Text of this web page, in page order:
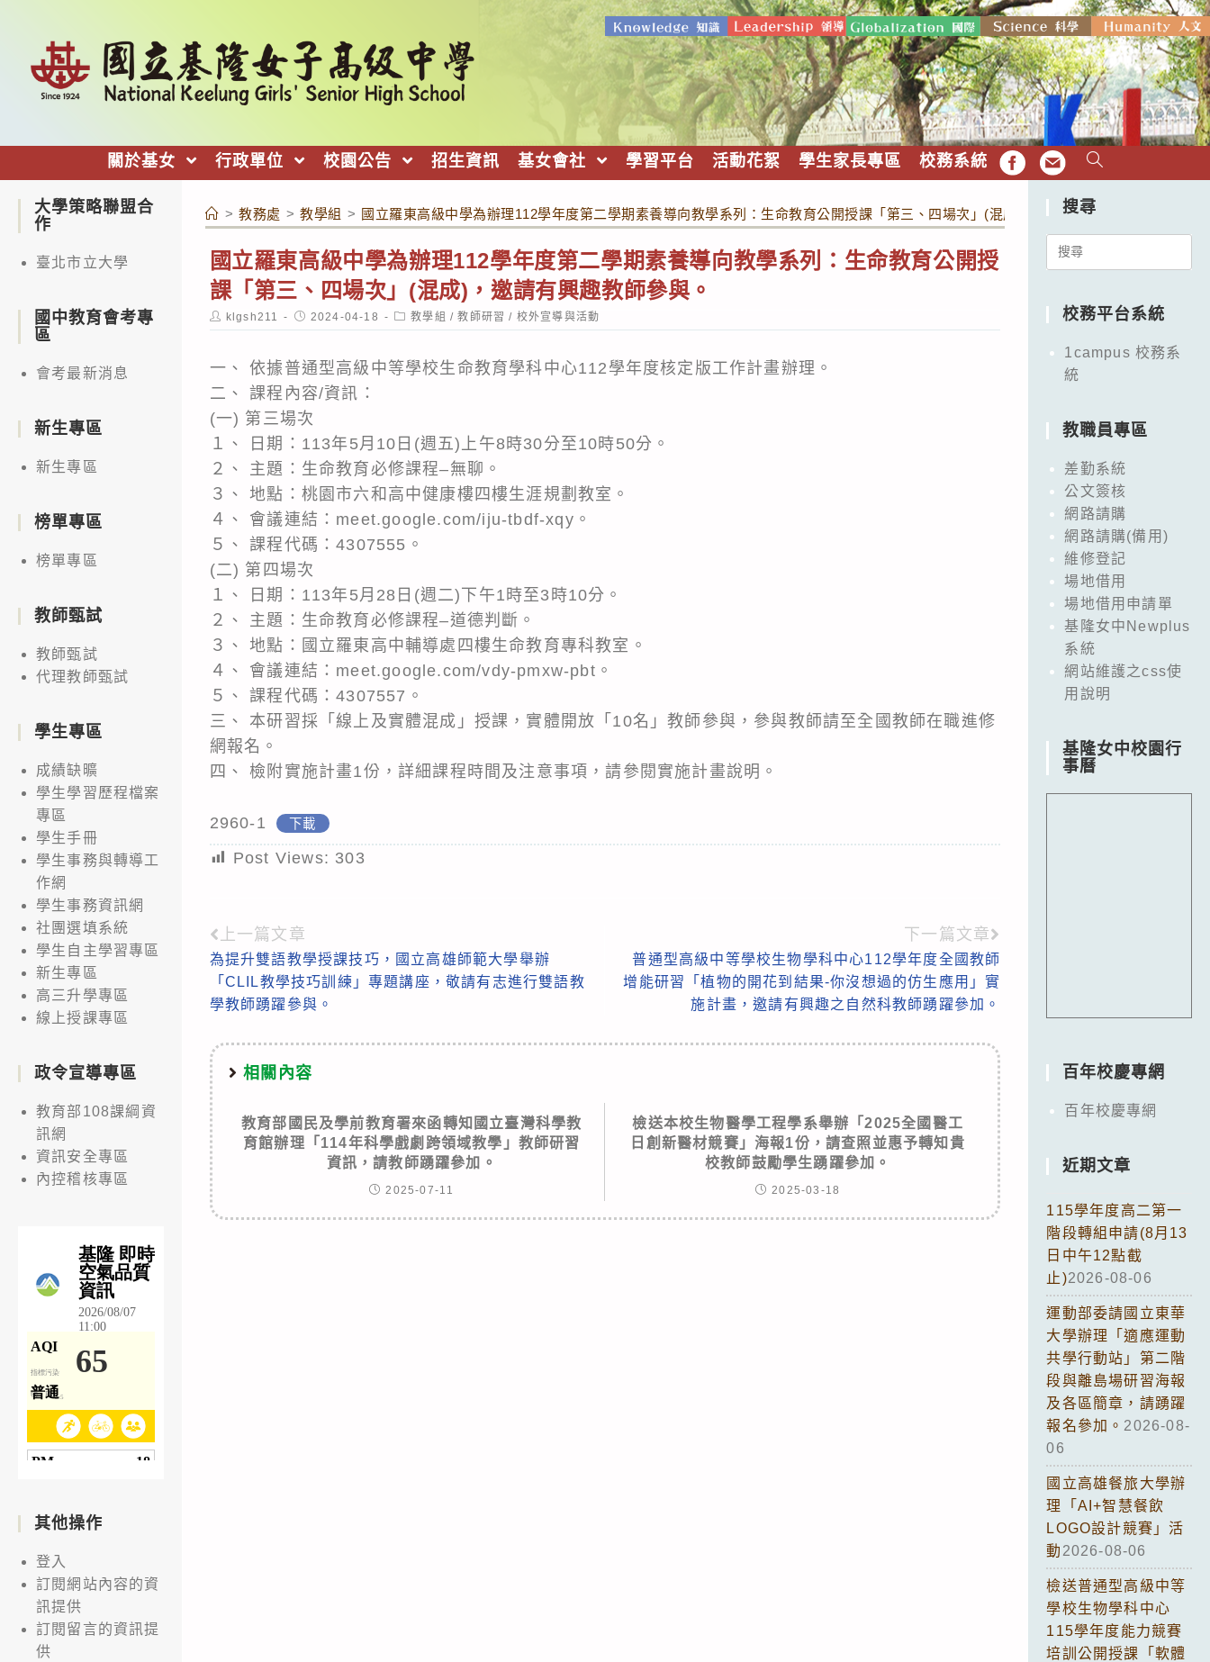
關於基女 行政單位 校園公告 招生資訊 基女會社 學習平台 活動花絮 學生家長專區 校務系統 FB EMAIL
> 教務處 > 教學組 > 國立羅東高級中學為辦理112學年度第二學期素養導向教學系列：生命教育公開授課「第三、四場次」(混成)，邀請有興趣教師參與。
國立羅東高級中學為辦理112學年度第二學期素養導向教學系列：生命教育公開授
課「第三、四場次」(混成)，邀請有興趣教師參與。
Post
author:
klgsh211
Post
published:
2024-04-18
Post
category:
教學組 / 教師研習 / 校外宣導與活動
一、 依據普通型高級中等學校生命教育學科中心112學年度核定版工作計畫辦理。
二、 課程內容/資訊：
(一) 第三場次
１、 日期：113年5月10日(週五)上午8時30分至10時50分。
２、 主題：生命教育必修課程–無聊。
３、 地點：桃園市六和高中健康樓四樓生涯規劃教室。
４、 會議連結：meet.google.com/iju-tbdf-xqy。
５、 課程代碼：4307555。
(二) 第四場次
１、 日期：113年5月28日(週二)下午1時至3時10分。
２、 主題：生命教育必修課程–道德判斷。
３、 地點：國立羅東高中輔導處四樓生命教育專科教室。
４、 會議連結：meet.google.com/vdy-pmxw-pbt。
５、 課程代碼：4307557。
三、 本研習採「線上及實體混成」授課，實體開放「10名」教師參與，參與教師請至全國教師在職進修
網報名。
四、 檢附實施計畫1份，詳細課程時間及注意事項，請參閱實施計畫說明。
2960-1 下載
Post Views: 303
Read
more
articles
上一篇文章
為提升雙語教學授課技巧，國立高雄師範大學舉辦
「CLIL教學技巧訓練」專題講座，敬請有志進行雙語教
學教師踴躍參與。
下一篇文章
普通型高級中等學校生物學科中心112學年度全國教師
增能研習「植物的開花到結果-你沒想過的仿生應用」實
施計畫，邀請有興趣之自然科教師踴躍參加。
相關內容
教育部國民及學前教育署來函轉知國立臺灣科學教
育館辦理「114年科學戲劇跨領域教學」教師研習
資訊，請教師踴躍參加。
2025-07-11
檢送本校生物醫學工程學系舉辦「2025全國醫工
日創新醫材競賽」海報1份，請查照並惠予轉知貴
校教師鼓勵學生踴躍參加。
2025-03-18
大學策略聯盟合
作
臺北市立大學
國中教育會考專
區
會考最新消息
新生專區
新生專區
榜單專區
榜單專區
教師甄試
教師甄試
代理教師甄試
學生專區
成績缺曠
學生學習歷程檔案
專區
學生手冊
學生事務與轉導工
作網
學生事務資訊網
社團選填系統
學生自主學習專區
新生專區
高三升學專區
線上授課專區
政令宣導專區
教育部108課綱資
訊網
資訊安全專區
內控稽核專區
其他操作
登入
訂閱網站內容的資
訊提供
訂閱留言的資訊提
供
搜尋
Search
校務平台系統
1campus 校務系
統
教職員專區
差勤系統
公文簽核
網路請購
網路請購(備用)
維修登記
場地借用
場地借用申請單
基隆女中Newplus
系統
網站維護之css使
用說明
基隆女中校園行
事曆
百年校慶專網
百年校慶專網
近期文章
115學年度高二第一
階段轉組申請(8月13
日中午12點截
止)2026-08-06
運動部委請國立東華
大學辦理「適應運動
共學行動站」第二階
段與離島場研習海報
及各區簡章，請踴躍
報名參加。 2026-08-
06
國立高雄餐旅大學辦
理「AI+智慧餐飲
LOGO設計競賽」活
動 2026-08-06
檢送普通型高級中等
學校生物學科中心
115學年度能力競賽
培訓公開授課「軟體